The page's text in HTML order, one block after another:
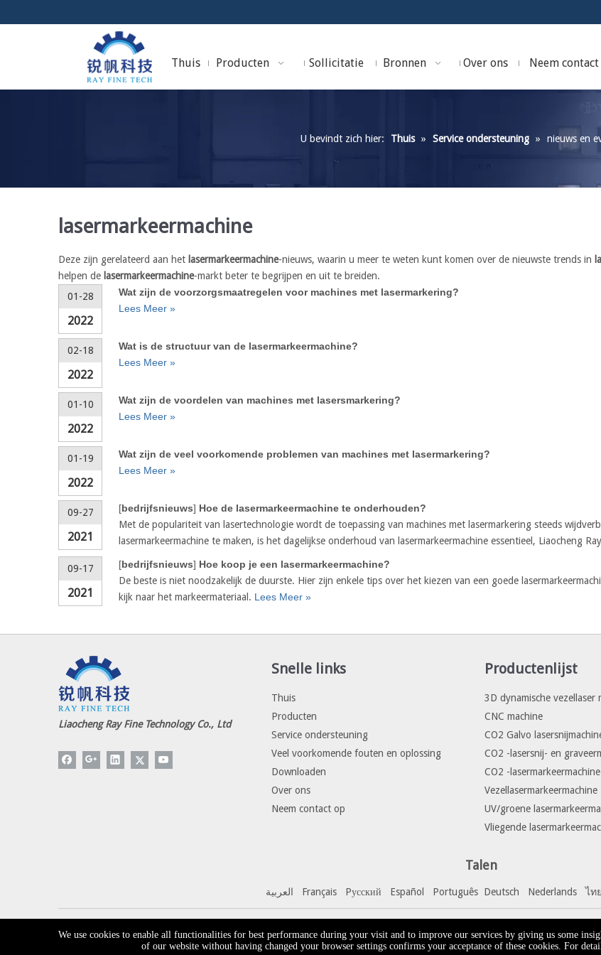
Thuis Producten Sollicitatie Bronnen Over ons Neem
U bevindt zich hier: Thuis » Service ondersteuning » nieuws en
lasermarkeermachine
Deze zijn gerelateerd aan het lasermarkeermachine-nieuws, waarin u meer te weten kunt komen over de nieuwste trends in
helpen de lasermarkeermachine-markt beter te begrijpen en uit te breiden.
01-28
2022
Wat zijn de voorzorgsmaatregelen voor machines met lasermarkering?
Lees Meer »
02-18
2022
Wat is de structuur van de lasermarkeermachine?
Lees Meer »
01-10
2022
Wat zijn de voordelen van machines met lasersmarkering?
Lees Meer »
01-19
2022
Wat zijn de veel voorkomende problemen van machines met lasermarkering?
Lees Meer »
09-27
2021
[bedrijfsnieuws] Hoe de lasermarkeermachine te onderhouden?
Met de populariteit van lasertechnologie wordt de toepassing van machines met lasermarkering steeds
lasermarkeermachine te maken, is het dagelijkse onderhoud van lasermarkeermachine essentieel, Liaocheng
09-17
2021
[bedrijfsnieuws] Hoe koop je een lasermarkeermachine?
De beste is niet noodzakelijk de duurste. Hier zijn enkele tips over het kiezen van een goede
kijk naar het markeermateriaal. Lees Meer »
Liaocheng Ray Fine Technology Co., Ltd
Snelle links
Thuis
Producten
Service ondersteuning
Veel voorkomende fouten en oplossing
Downloaden
Over ons
Neem contact op
Productenlijst
3D dynamische vezellaser
CNC machine
CO2 Galvo
CO2 -lasersnij- en
CO2 -lasermarkeermachine
Vezellasermarkeermachine
UV/groene
Vliegende
Talen
العربية Français Pусский Español Português Deutsch Nederlands ไทย
Auteursrechten © Liaocheng Ray Fine Technology Co., Ltd. Alle rechten voorbehouden.Sitekaart
We use cookies to enable all functionalities for best performance during your visit and to improve our services by giving us some
of our website without having changed your browser settings confirms your acceptance of these cookies. For